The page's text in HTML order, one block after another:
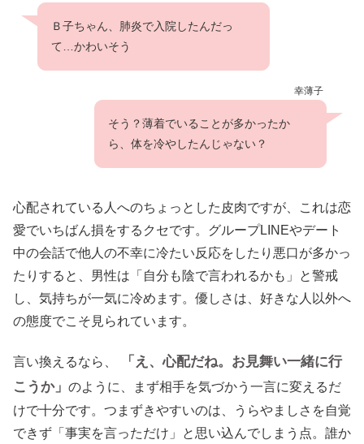
Ｂ子ちゃん、肺炎で入院したんだっ
て…かわいそう
幸薄子
そう？薄着でいることが多かったか
ら、体を冷やしたんじゃない？
心配されている人へのちょっとした皮肉ですが、これは恋
愛でいちばん損をするクセです。グループLINEやデート
中の会話で他人の不幸に冷たい反応をしたり悪口が多かっ
たりすると、男性は「自分も陰で言われるかも」と警戒
し、気持ちが一気に冷めます。優しさは、好きな人以外へ
の態度でこそ見られています。
言い換えるなら、
「え、心配だね。お見舞い一緒に行
こうか」 のように、まず相手を気づかう一言に変えるだ
けで十分です。つまずきやすいのは、うらやましさを自覚
できず「事実を言っただけ」と思い込んでしまう点。誰か